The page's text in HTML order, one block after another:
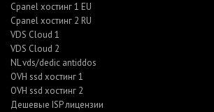
Cpanel хостинг 1 EU
Cpanel хостинг 2 RU
VDS Cloud 1
VDS Cloud 2
NL vds/dedic antiddos
OVH ssd хостинг 1
OVH ssd хостинг 2
Дешевые ISP лицензии